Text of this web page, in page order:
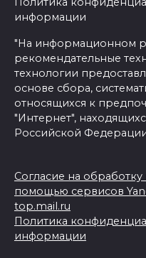
информации
"На информационном
рекомендательные
технологии
основе сбора,
относящихся к
"Интернет",
Российской
Согласие на
помощью сервисов
top.mail.ru
Политика
информации